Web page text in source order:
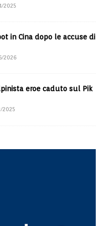
2025
in Cina dopo le accuse di
2026
eroe caduto sul Pik
2025